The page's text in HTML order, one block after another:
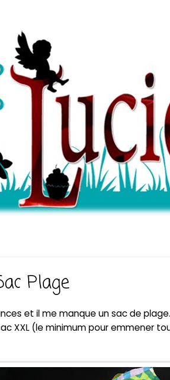
Plage
et il me manque un sac de plage.
XXL (le minimum pour emmener